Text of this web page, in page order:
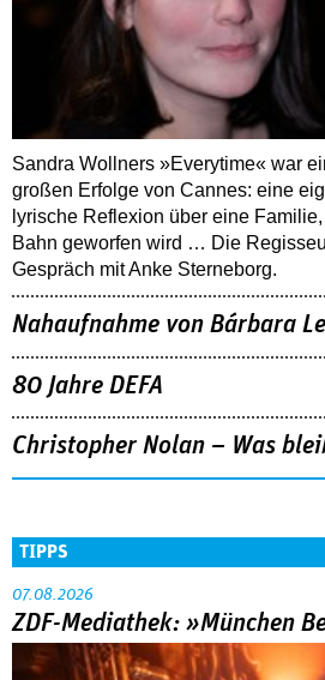
Sandra Wollners »Everytime« war
großen Erfolge von Cannes: eine
lyrische Reflexion über eine
Bahn geworfen wird … Die
Gespräch mit Anke Sterneborg.
Nahaufnahme von Bárbara
80 Jahre DEFA
Christopher Nolan – Was
TIPPS
07.08.2026
ZDF-Mediathek: »München